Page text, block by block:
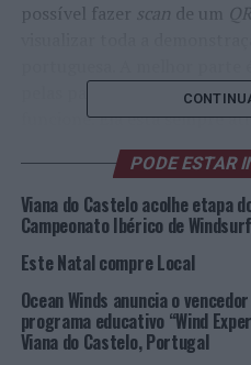
possível fazer scan de um
pelas palestras agendadas
funcione. Ela está sempre
qualquer momento e as
“Estamos conscientes do
maior aquário da zona norte
vamos quebrar as barreiras
barreiras e criar condições
todos possam aprender
Code é uma porta aberta e
PODE ESTAR
Viana do Castelo acolhe etapa
Campeonato Ibérico de Windsurf
Este Natal compre Local
Ocean Winds anuncia o
programa educativo “Wind
Viana do Castelo, Portugal